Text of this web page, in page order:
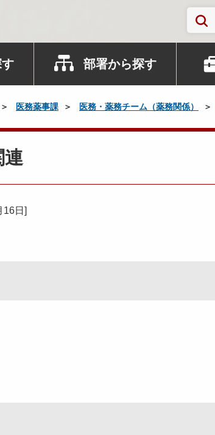
部署から探す
医務薬事課 医務・薬務チーム（薬務関係）
連
日 ]